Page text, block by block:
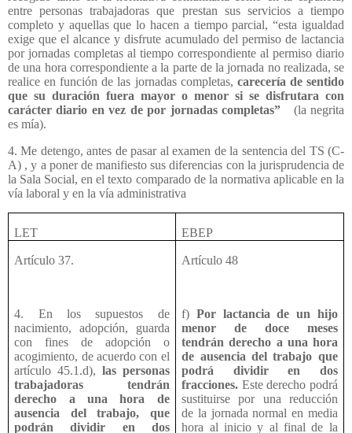
entre personas trabajadoras que prestan sus servicios a tiempo
completo y aquellas que lo hacen a tiempo parcial, “esta igualdad
exige que el alcance y disfrute acumulado del permiso de lactancia
por jornadas completas al tiempo correspondiente al permiso diario
de una hora correspondiente a la parte de la jornada no realizada, se
realice en función de las jornadas completas, carecería de sentido
que su duración fuera mayor o menor si se disfrutara con
carácter diario en vez de por jornadas completas”
(la negrita
es mía).
4. Me detengo, antes de pasar al examen de la sentencia del TS (C-
A) , y a poner de manifiesto sus diferencias con la jurisprudencia de
la Sala Social, en el texto comparado de la normativa aplicable en la
vía laboral y en la vía administrativa
LET EBEP
Artículo 37.
4. En los supuestos de
nacimiento, adopción, guarda
con fines de adopción o
acogimiento, de acuerdo con el
artículo 45.1.d), las personas
trabajadoras tendrán
derecho a una hora de
ausencia del trabajo, que
podrán dividir en dos
Artículo 48
f) Por lactancia de un hijo
menor de doce meses
tendrán derecho a una hora
de ausencia del trabajo que
podrá dividir en dos
fracciones. Este derecho podrá
sustituirse por una reducción
de la jornada normal en media
hora al inicio y al final de la